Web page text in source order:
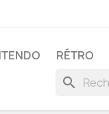
RÉTRO
search